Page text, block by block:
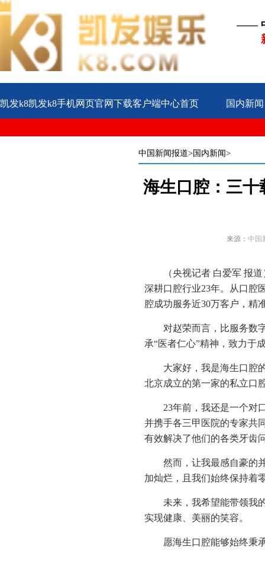
——
凯发k8凯发k8手机网页官网下载客户端中心首页 国内新闻
中国新闻报道>国内新闻>
海生口腔：三十
来源： 中国
（央视记者 白爱军 报
深耕口腔行业23年。从口腔
腔成功服务近30万客户，精
对赵荣而言，比服务数
承“医者仁心”精神，致力于
大家好，我是海生口腔
北京成立的第一家的私立口
23年前，我还是一个对
并携手各三甲医院的专家共
有效解决了他们的各类牙齿
然而，让我最感自豪的
加灿烂，且我们始终保持着
未来，我希望能带领我
实现健康、美丽的笑容。
愿海生口腔能够始终秉